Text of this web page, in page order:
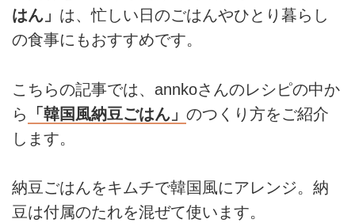
はん」 は、忙しい日のごはんやひとり暮らし
の食事にもおすすめです。
こちらの記事では、annkoさんのレシピの中か
ら
「韓国風納豆ごはん」 のつくり方をご紹介
します。
納豆ごはんをキムチで韓国風にアレンジ。納
豆は付属のたれを混ぜて使います。